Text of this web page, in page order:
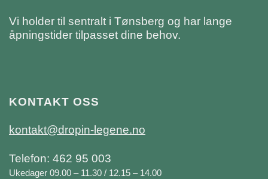
Vi holder til sentralt i Tønsberg og har lange
åpningstider tilpasset dine behov.
KONTAKT OSS
kontakt@dropin-legene.no
Telefon: 462 95 003
Ukedager 09.00 – 11.30 / 12.15 – 14.00